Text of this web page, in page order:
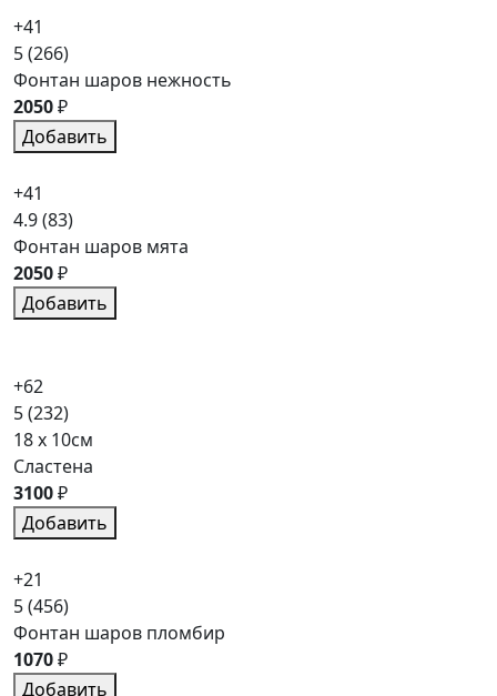
+41
5(266)
Фонтан шаров нежность
2050₽
Добавить
+41
4.9(83)
Фонтан шаров мята
2050₽
Добавить
+62
5(232)
18 x 10см
Сластена
3100₽
Добавить
+21
5(456)
Фонтан шаров пломбир
1070₽
Добавить